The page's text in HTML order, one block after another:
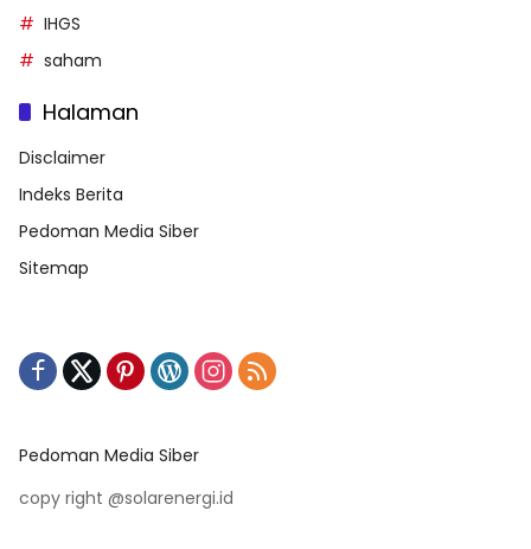
IHGS
saham
Halaman
Disclaimer
Indeks Berita
Pedoman Media Siber
Sitemap
Pedoman Media Siber
copy right @solarenergi.id